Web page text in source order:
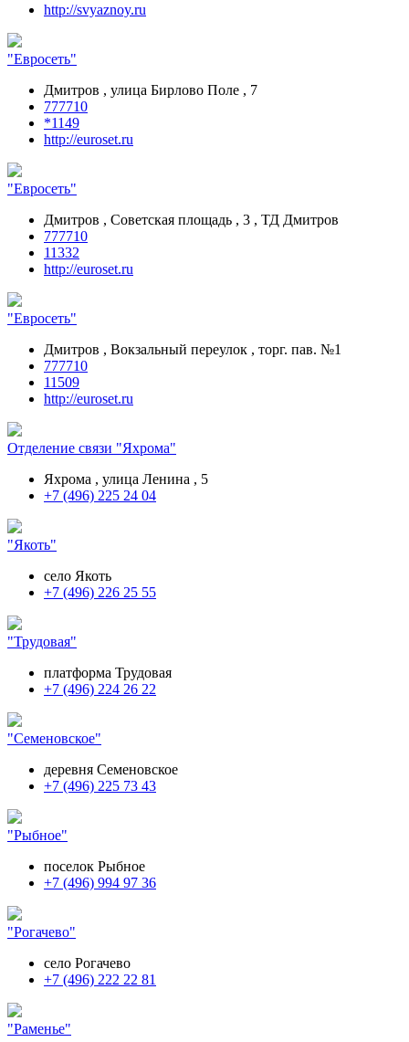
http://svyaznoy.ru
"Евросеть"
Дмитров , улица Бирлово Поле , 7
777710
*1149
http://euroset.ru
"Евросеть"
Дмитров , Советская площадь , 3 , ТД Дмитров
777710
11332
http://euroset.ru
"Евросеть"
Дмитров , Вокзальный переулок , торг. пав. №1
777710
11509
http://euroset.ru
Отделение связи "Яхрома"
Яхрома , улица Ленина , 5
+7 (496) 225 24 04
"Якоть"
село Якоть
+7 (496) 226 25 55
"Трудовая"
платформа Трудовая
+7 (496) 224 26 22
"Семеновское"
деревня Семеновское
+7 (496) 225 73 43
"Рыбное"
поселок Рыбное
+7 (496) 994 97 36
"Рогачево"
село Рогачево
+7 (496) 222 22 81
"Раменье"